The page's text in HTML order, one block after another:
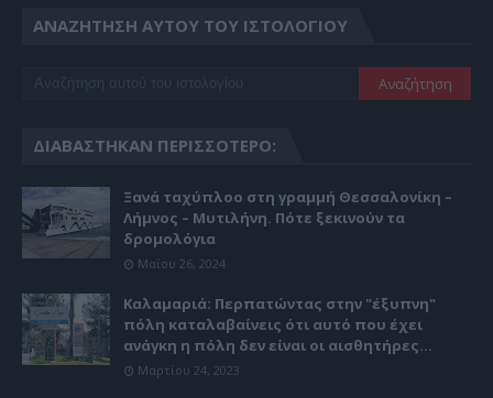
ΑΝΑΖΉΤΗΣΗ ΑΥΤΟΎ ΤΟΥ ΙΣΤΟΛΟΓΊΟΥ
ΔΙΑΒΆΣΤΗΚΑΝ ΠΕΡΙΣΣΌΤΕΡΟ:
Ξανά ταχύπλοο στη γραμμή Θεσσαλονίκη –
Λήμνος – Μυτιλήνη. Πότε ξεκινούν τα
δρομολόγια
Μαΐου 26, 2024
Καλαμαριά: Περπατώντας στην "έξυπνη"
πόλη καταλαβαίνεις ότι αυτό που έχει
ανάγκη η πόλη δεν είναι οι αισθητήρες...
Μαρτίου 24, 2023